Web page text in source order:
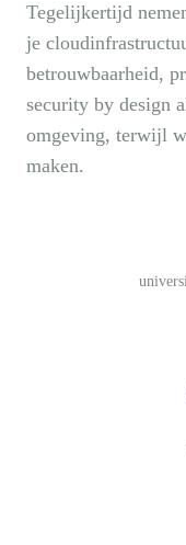
Tegelijkertijd
je
betrouwbaarheid,
security by design
omgeving, terwijl
maken.